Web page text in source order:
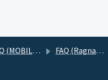
GAME) FAQ (Ragnarok V Returns)